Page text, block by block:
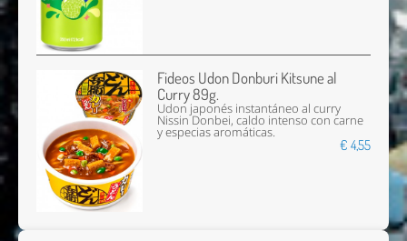
Fideos Udon Donburi Kitsune al
Curry 89g.
Udon japonés instantáneo al curry
Nissin Donbei, caldo intenso con carne
y especias aromáticas.
€ 4,55